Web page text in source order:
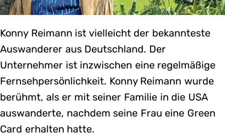
Konny Reimann ist vielleicht der bekannteste
Auswanderer aus Deutschland. Der
Unternehmer ist inzwischen eine regelmäßige
Fernsehpersönlichkeit. Konny Reimann wurde
berühmt, als er mit seiner Familie in die USA
auswanderte, nachdem seine Frau eine Green
Card erhalten hatte.